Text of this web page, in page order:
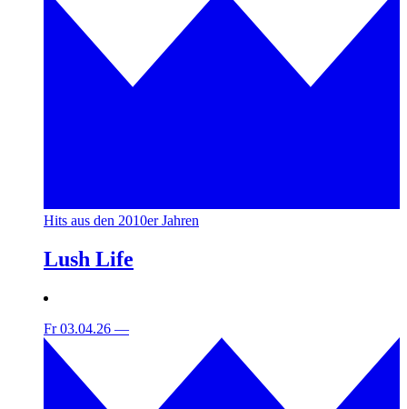
Hits aus den 2010er Jahren
Lush Life
Fr 03.04.26 —